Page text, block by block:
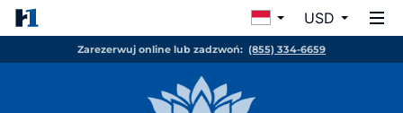
USD
Zarezerwuj online lub zadzwoń: (855) 334-6659